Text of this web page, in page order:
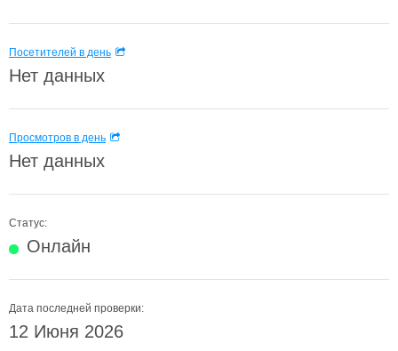
Посетителей в день
Нет данных
Просмотров в день
Нет данных
Статус:
Онлайн
Дата последней проверки:
12 Июня 2026